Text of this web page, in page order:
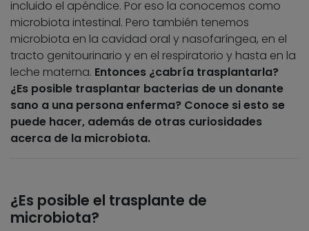
incluido el apéndice. Por eso la conocemos como
microbiota intestinal. Pero también tenemos
microbiota en la cavidad oral y nasofaríngea, en el
tracto genitourinario y en el respiratorio y hasta en la
leche materna. Entonces ¿cabría trasplantarla?
¿Es posible trasplantar bacterias de un donante
sano a una persona enferma? Conoce si esto se
puede hacer, además de otras curiosidades
acerca de la microbiota.
¿Es posible el trasplante de
microbiota?